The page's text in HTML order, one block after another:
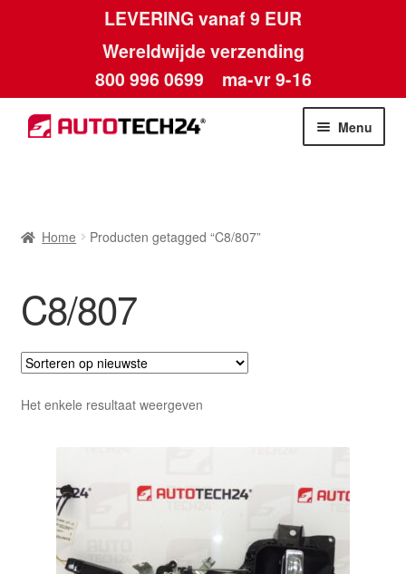
LEVERING vanaf 9 EUR
Wereldwijde verzending
800 996 0699 ma-vr 9-16
Ga
door
Ga
naar
Menu
Betalingen
Contact
Klachtenprocedure
Levering
Home Producten getagged “C8/807”
C8/807
Het enkele resultaat weergeven